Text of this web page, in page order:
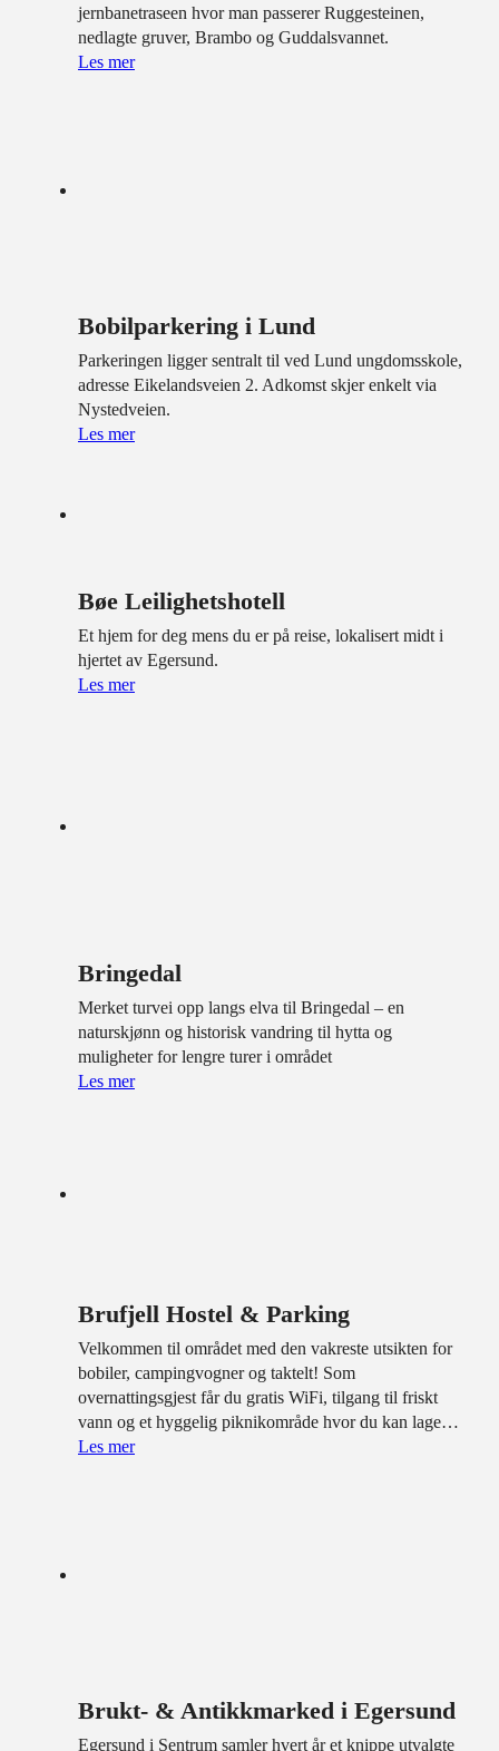
jernbanetraseen hvor man passerer Ruggesteinen,
nedlagte gruver, Brambo og Guddalsvannet.
Les mer
Bobilparkering i Lund
Parkeringen ligger sentralt til ved Lund ungdomsskole,
adresse Eikelandsveien 2. Adkomst skjer enkelt via
Nystedveien.
Les mer
Bøe Leilighetshotell
Et hjem for deg mens du er på reise, lokalisert midt i
hjertet av Egersund.
Les mer
Bringedal
Merket turvei opp langs elva til Bringedal – en
naturskjønn og historisk vandring til hytta og
muligheter for lengre turer i området
Les mer
Brufjell Hostel & Parking
Velkommen til området med den vakreste utsikten for
bobiler, campingvogner og taktelt! Som
overnattingsgjest får du gratis WiFi, tilgang til friskt
vann og et hyggelig piknikområde hvor du kan lage…
Les mer
Brukt- & Antikkmarked i Egersund
Egersund i Sentrum samler hvert år et knippe utvalgte